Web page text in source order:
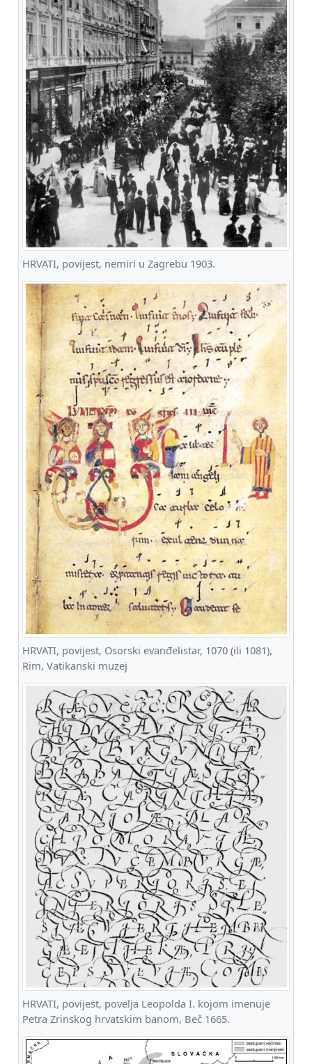
HRVATI, povijest, nemiri u Zagrebu 1903.
HRVATI, povijest, Osorski evanđelistar, 1070 (ili 1081),
Rim, Vatikanski muzej
HRVATI, povijest, povelja Leopolda I. kojom imenuje
Petra Zrinskog hrvatskim banom, Beč 1665.